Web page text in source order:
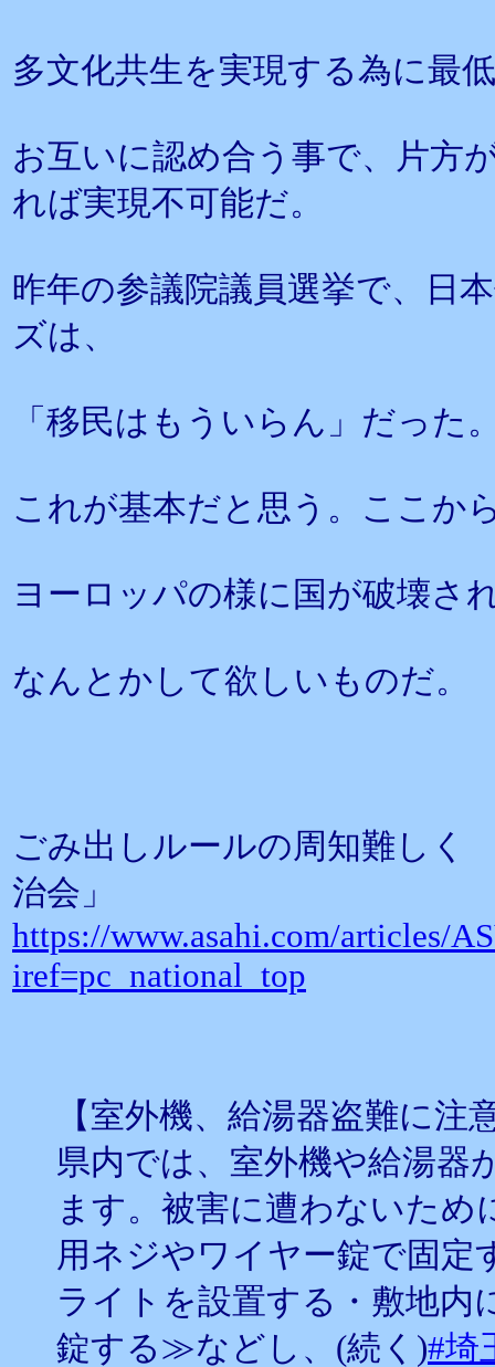
多文化共生を実現する為に最
お互いに認め合う事で、片方
れば実現不可能だ。
昨年の参議院議員選挙で、日
ズは、
「移民はもういらん」だった
これが基本だと思う。ここか
ヨーロッパの様に国が破壊さ
なんとかして欲しいものだ。
ごみ出しルールの周知難し
治会」
https://www.asahi.com/articles/
iref=pc_national_top
【室外機、給湯器盗難に注
県内では、室外機や給湯器
ます。被害に遭わないた
用ネジやワイヤー錠で固定
ライトを設置する・敷地内
錠する≫などし、(続く)#埼